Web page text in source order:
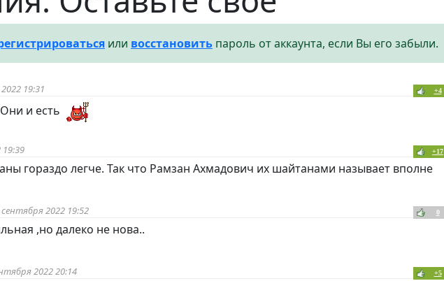
или восстановить пароль от аккаунта, если Вы его забыли.
19:31 +4
и есть
+17
гораздо легче. Так что Рамзан Ахмадович их шайтанами называет вполне
сентября 2022 19:52 0
,но далеко не нова..
2022 20:14 +5